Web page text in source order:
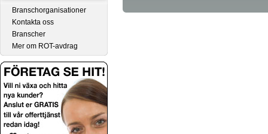
Branschorganisationer
Kontakta oss
Branscher
Mer om ROT-avdrag